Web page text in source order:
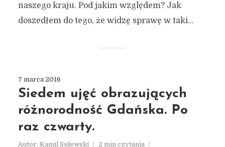
naszego kraju. Pod jakim względem? Jak
doszedłem do tego, że widzę sprawę w taki...
7 marca 2016
Siedem ujęć obrazujących
różnorodność Gdańska. Po
raz czwarty.
Autor: Kamil Sulewski
2 min czytania